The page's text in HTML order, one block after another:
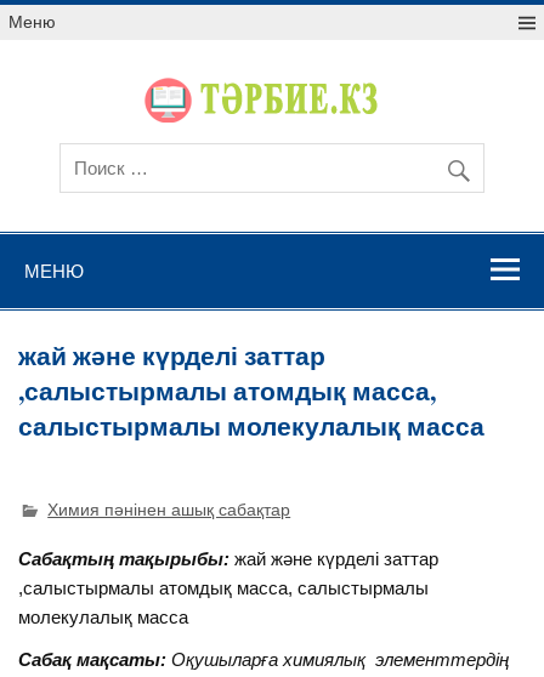
Меню
МЕНЮ
жай және күрделі заттар
,салыстырмалы атомдық масса,
салыстырмалы молекулалық масса
Химия пәнінен ашық сабақтар
Сабақтың тақырыбы: жай және күрделі заттар
,салыстырмалы атомдық масса, салыстырмалы
молекулалық масса
Сабақ мақсаты: Оқушыларға химиялық элементтердің